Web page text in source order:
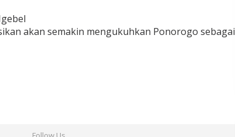
akan semakin mengukuhkan Ponorogo sebagai